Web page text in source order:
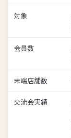
対象
会員数
末端店舗数
交流会実績